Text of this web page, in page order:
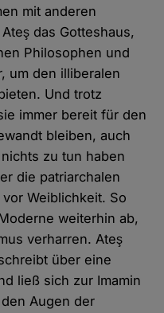
mit anderen
das Gotteshaus,
Philosophen und
um den illiberalen
Und trotz
immer bereit für den
bleiben, auch
zu tun haben
die patriarchalen
Weiblichkeit. So
weiterhin ab,
verharren. Ateş
über eine
ließ sich zur Imamin
Augen der